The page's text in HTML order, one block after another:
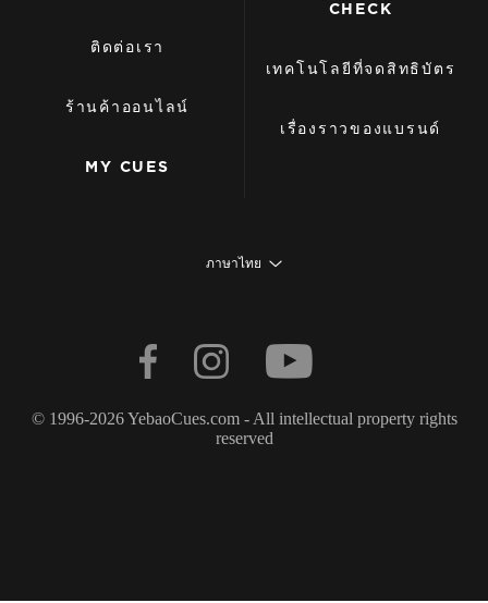
ติดต่อเรา
ร้านค้าออนไลน์
MY CUES
CHECK
เทคโนโลยีที่จดสิทธิบัตร
เรื่องราวของแบรนด์
ภาษาไทย
© 1996-2026 YebaoCues.com - All intellectual property rights
reserved